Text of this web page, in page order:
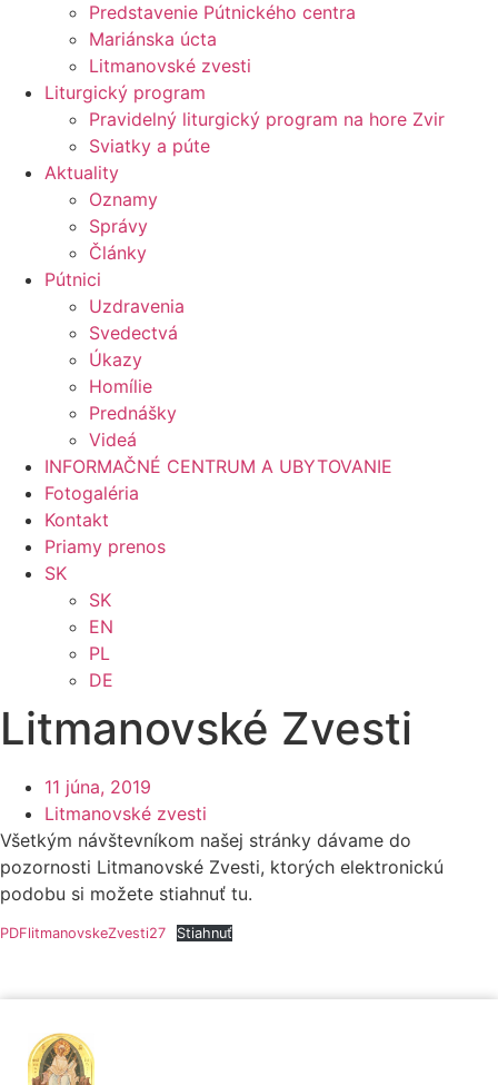
Predstavenie Pútnického centra
Mariánska úcta
Litmanovské zvesti
Liturgický program
Pravidelný liturgický program na hore Zvir
Sviatky a púte
Aktuality
Oznamy
Správy
Články
Pútnici
Uzdravenia
Svedectvá
Úkazy
Homílie
Prednášky
Videá
INFORMAČNÉ CENTRUM A UBYTOVANIE
Fotogaléria
Kontakt
Priamy prenos
SK
SK
EN
PL
DE
Litmanovské Zvesti
11 júna, 2019
Litmanovské zvesti
Všetkým návštevníkom našej stránky dávame do
pozornosti Litmanovské Zvesti, ktorých elektronickú
podobu si možete stiahnuť tu.
PDFlitmanovskeZvesti27 Stiahnuť